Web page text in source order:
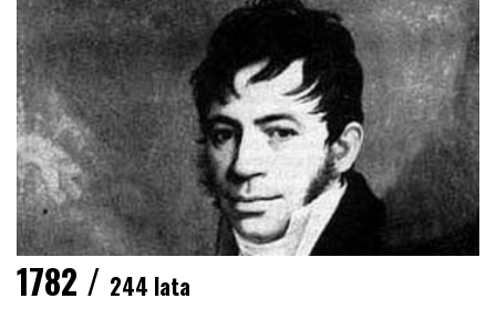
1782 / 244 lata